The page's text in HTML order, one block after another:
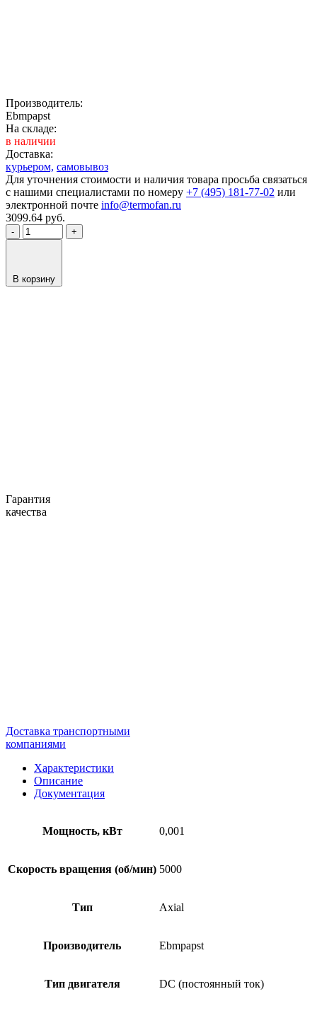
Производитель:
Ebmpapst
На складе:
в наличии
Доставка:
курьером, самовывоз
Для уточнения стоимости и наличия товара просьба связаться
с нашими специалистами по номеру +7 (495) 181-77-02 или
электронной почте info@termofan.ru
3099.64 руб.
- +
В корзину
Гарантия
качества
Доставка транспортными
компаниями
Характеристики
Описание
Документация
Мощность, кВт 0,001
Скорость вращения (об/мин) 5000
Тип Axial
Производитель Ebmpapst
Тип двигателя DC (постоянный ток)